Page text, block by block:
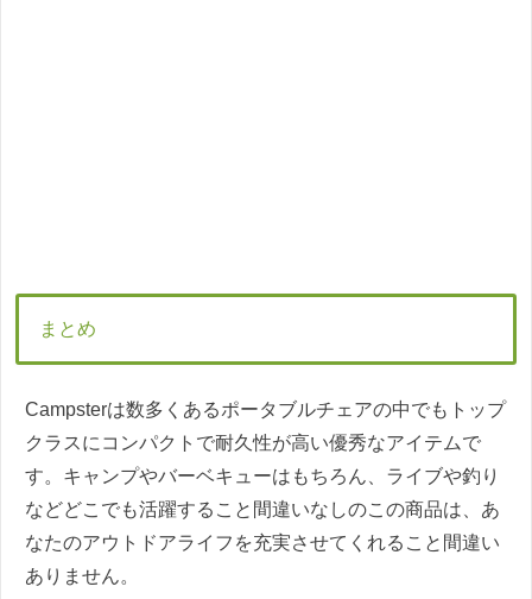
まとめ
Campsterは数多くあるポータブルチェアの中でもトップ
クラスにコンパクトで耐久性が高い優秀なアイテムで
す。キャンプやバーベキューはもちろん、ライブや釣り
などどこでも活躍すること間違いなしのこの商品は、あ
なたのアウトドアライフを充実させてくれること間違い
ありません。